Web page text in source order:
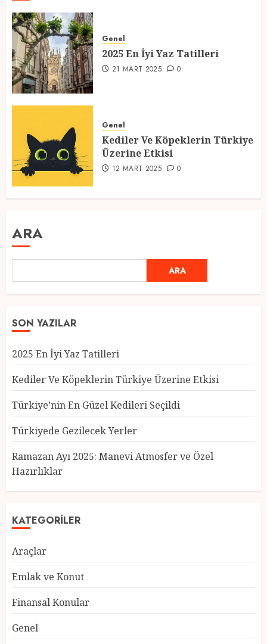
Genel
2025 En İyi Yaz Tatilleri
21 MART 2025 0
Genel
Kediler Ve Köpeklerin Türkiye
Üzerine Etkisi
12 MART 2025 0
ARA
ARA
SON YAZILAR
2025 En İyi Yaz Tatilleri
Kediler Ve Köpeklerin Türkiye Üzerine Etkisi
Türkiye’nin En Güzel Kedileri Seçildi
Türkiyede Gezilecek Yerler
Ramazan Ayı 2025: Manevi Atmosfer ve Özel
Hazırlıklar
KATEGORILER
Araçlar
Emlak ve Konut
Finansal Konular
Genel
Türkiye’nin En Güzel Kedileri
Seçildi
4
Atmosfer ve Özel Hazırlıklar